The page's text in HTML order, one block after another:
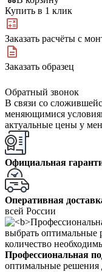
Купить в 1 клик
Заказать расчёты с
Заказать образец
Обратный звонок
В связи со
меняющимися
актуальные цены у
Официальная
Оперативная
всей России
Профессиональная
оптимальные решения